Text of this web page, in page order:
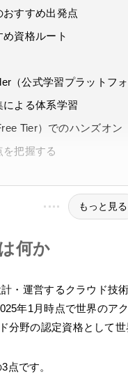
すすめ出発点
資格ルート
（公式学習プラットフ
よる体系学習
Tier）でのハンズオン
把握する
もっと見る
何か
・運営するクラウド技
年1月時点で世界のア
分野の認定資格として
点です。